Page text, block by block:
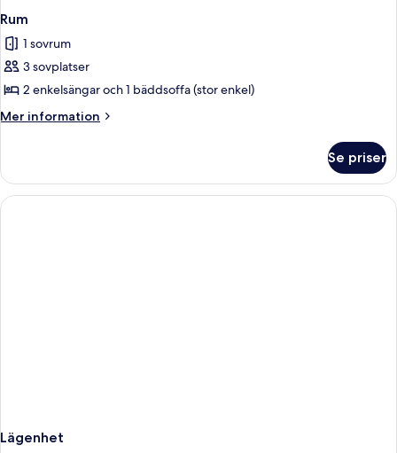
Rum
1 sovrum
3 sovplatser
2 enkelsängar och 1 bäddsoffa (stor enkel)
Mer information
Mer
Se priser
Lägenhet